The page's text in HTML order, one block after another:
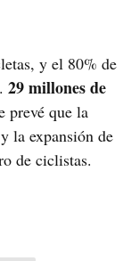
y el 80% de
29 millones de
prevé que la
la expansión de
de ciclistas.